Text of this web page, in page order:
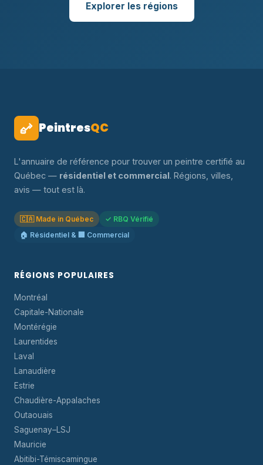
Explorer les régions
PeintresQC
L'annuaire de référence pour trouver un peintre certifié au
Québec — résidentiel et commercial. Régions, villes,
avis — tout est là.
🇨🇦 Made in Québec
✓ RBQ Vérifié
🏠 Résidentiel & 🏢 Commercial
RÉGIONS POPULAIRES
Montréal
Capitale-Nationale
Montérégie
Laurentides
Laval
Lanaudière
Estrie
Chaudière-Appalaches
Outaouais
Saguenay–LSJ
Mauricie
Abitibi-Témiscamingue